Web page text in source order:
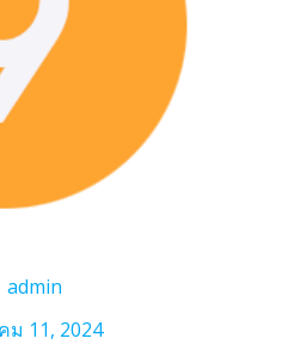
admin
ม 11, 2024